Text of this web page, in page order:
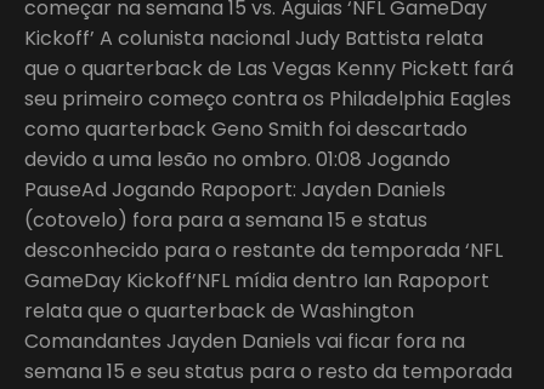
começar na semana 15 vs. Águias ‘NFL GameDay
Kickoff’ A colunista nacional Judy Battista relata
que o quarterback de Las Vegas Kenny Pickett fará
seu primeiro começo contra os Philadelphia Eagles
como quarterback Geno Smith foi descartado
devido a uma lesão no ombro. 01:08 Jogando
PauseAd Jogando Rapoport: Jayden Daniels
(cotovelo) fora para a semana 15 e status
desconhecido para o restante da temporada ‘NFL
GameDay Kickoff’NFL mídia dentro Ian Rapoport
relata que o quarterback de Washington
Comandantes Jayden Daniels vai ficar fora na
semana 15 e seu status para o resto da temporada